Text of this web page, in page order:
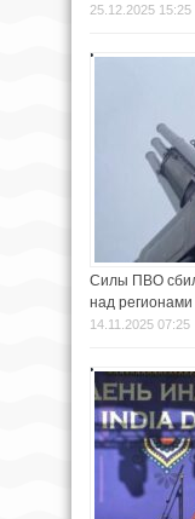
25.12.2025 15:25
Силы ПВО
над
14.11.2025 07:25